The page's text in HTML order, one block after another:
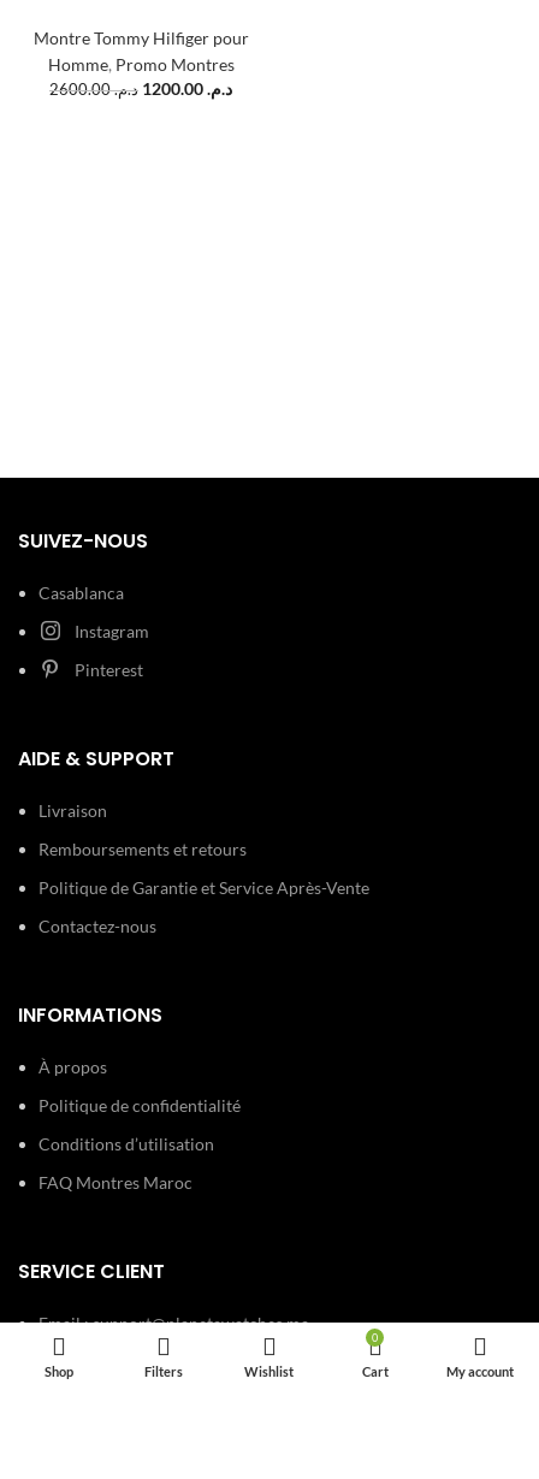
Montre Tommy Hilfiger pour
Homme, Promo Montres
د.م.2600.00 د.م.
SUIVEZ-NOUS
Casablanca
Instagram
Pinterest
AIDE & SUPPORT
Livraison
Remboursements et retours
Politique de Garantie et Service Après-Vente
Contactez-nous
INFORMATIONS
À propos
Politique de confidentialité
Conditions d’utilisation
FAQ Montres Maroc
SERVICE CLIENT
Email :support@planetawatches.ma
Téléphone : +212 6 65 22 15 41
Shop Filters Wishlist
0
Cart My account